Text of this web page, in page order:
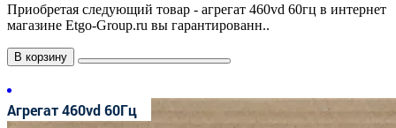
Приобретая следующий товар - агрегат 460vd 60гц в интернет
магазине Etgo-Group.ru вы гарантированн..
В корзину